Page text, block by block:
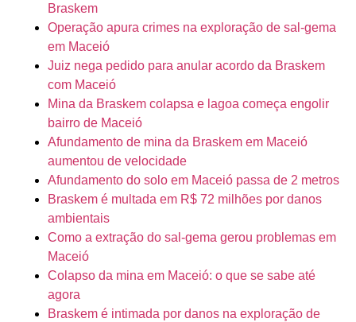
Braskem
Operação apura crimes na exploração de sal-gema
em Maceió
Juiz nega pedido para anular acordo da Braskem
com Maceió
Mina da Braskem colapsa e lagoa começa engolir
bairro de Maceió
Afundamento de mina da Braskem em Maceió
aumentou de velocidade
Afundamento do solo em Maceió passa de 2 metros
Braskem é multada em R$ 72 milhões por danos
ambientais
Como a extração do sal-gema gerou problemas em
Maceió
Colapso da mina em Maceió: o que se sabe até
agora
Braskem é intimada por danos na exploração de